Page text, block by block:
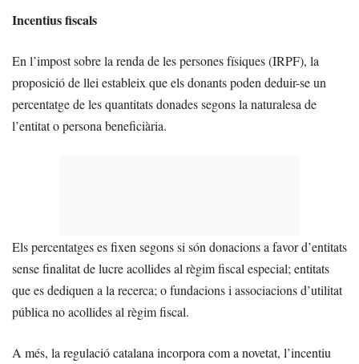
Incentius fiscals
En l’impost sobre la renda de les persones físiques (IRPF), la
proposició de llei estableix que els donants poden deduir-se un
percentatge de les quantitats donades segons la naturalesa de
l’entitat o persona beneficiària.
Els percentatges es fixen segons si són donacions a favor d’entitats
sense finalitat de lucre acollides al règim fiscal especial; entitats
que es dediquen a la recerca; o fundacions i associacions d’utilitat
pública no acollides al règim fiscal.
A més, la regulació catalana incorpora com a novetat, l’incentiu